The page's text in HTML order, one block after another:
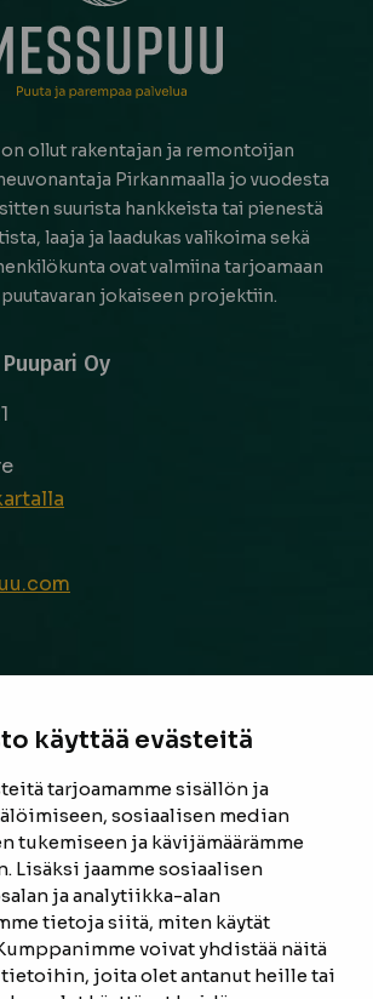
käyttää evästeitä
tarjoamamme sisällön ja
sosiaalisen median
tukemiseen ja kävijämäärämme
Lisäksi jaamme sosiaalisen
ja analytiikka-alan
tietoja siitä, miten käytät
voivat yhdistää näitä
joita olet antanut heille tai
on ollut rakentajan ja remontoijan
Pirkanmaalla jo vuodesta
sitten suurista hankkeista tai pienestä
laaja ja laadukas valikoima sekä
ovat valmiina tarjoamaan
jokaiseen projektiin.
Oy